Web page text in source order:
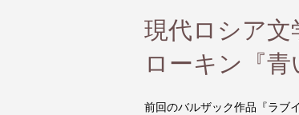
現代ロシア
ローキン『青
前回のバルザック作品『ラブ